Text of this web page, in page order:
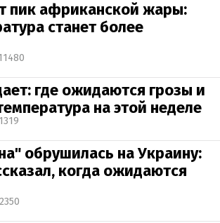
пик африканской жары:
станет более
где ожидаются грозы и
на этой неделе
1319
обрушилась на Украину:
когда ожидаются
2350